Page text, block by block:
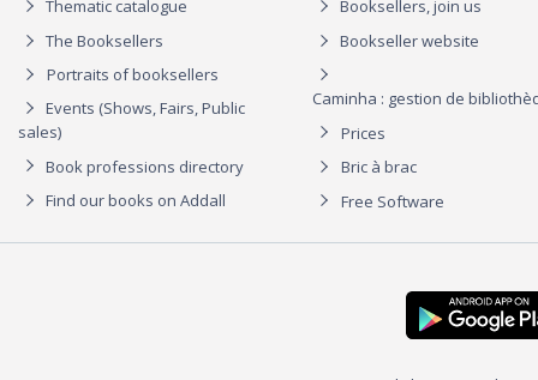
Thematic catalogue
The Booksellers
Portraits of booksellers
Events (Shows, Fairs, Public
sales)
Book professions directory
Find our books on Addall
Booksellers, join us
Bookseller website
Caminha : gestion de
Prices
Bric à brac
Free Software